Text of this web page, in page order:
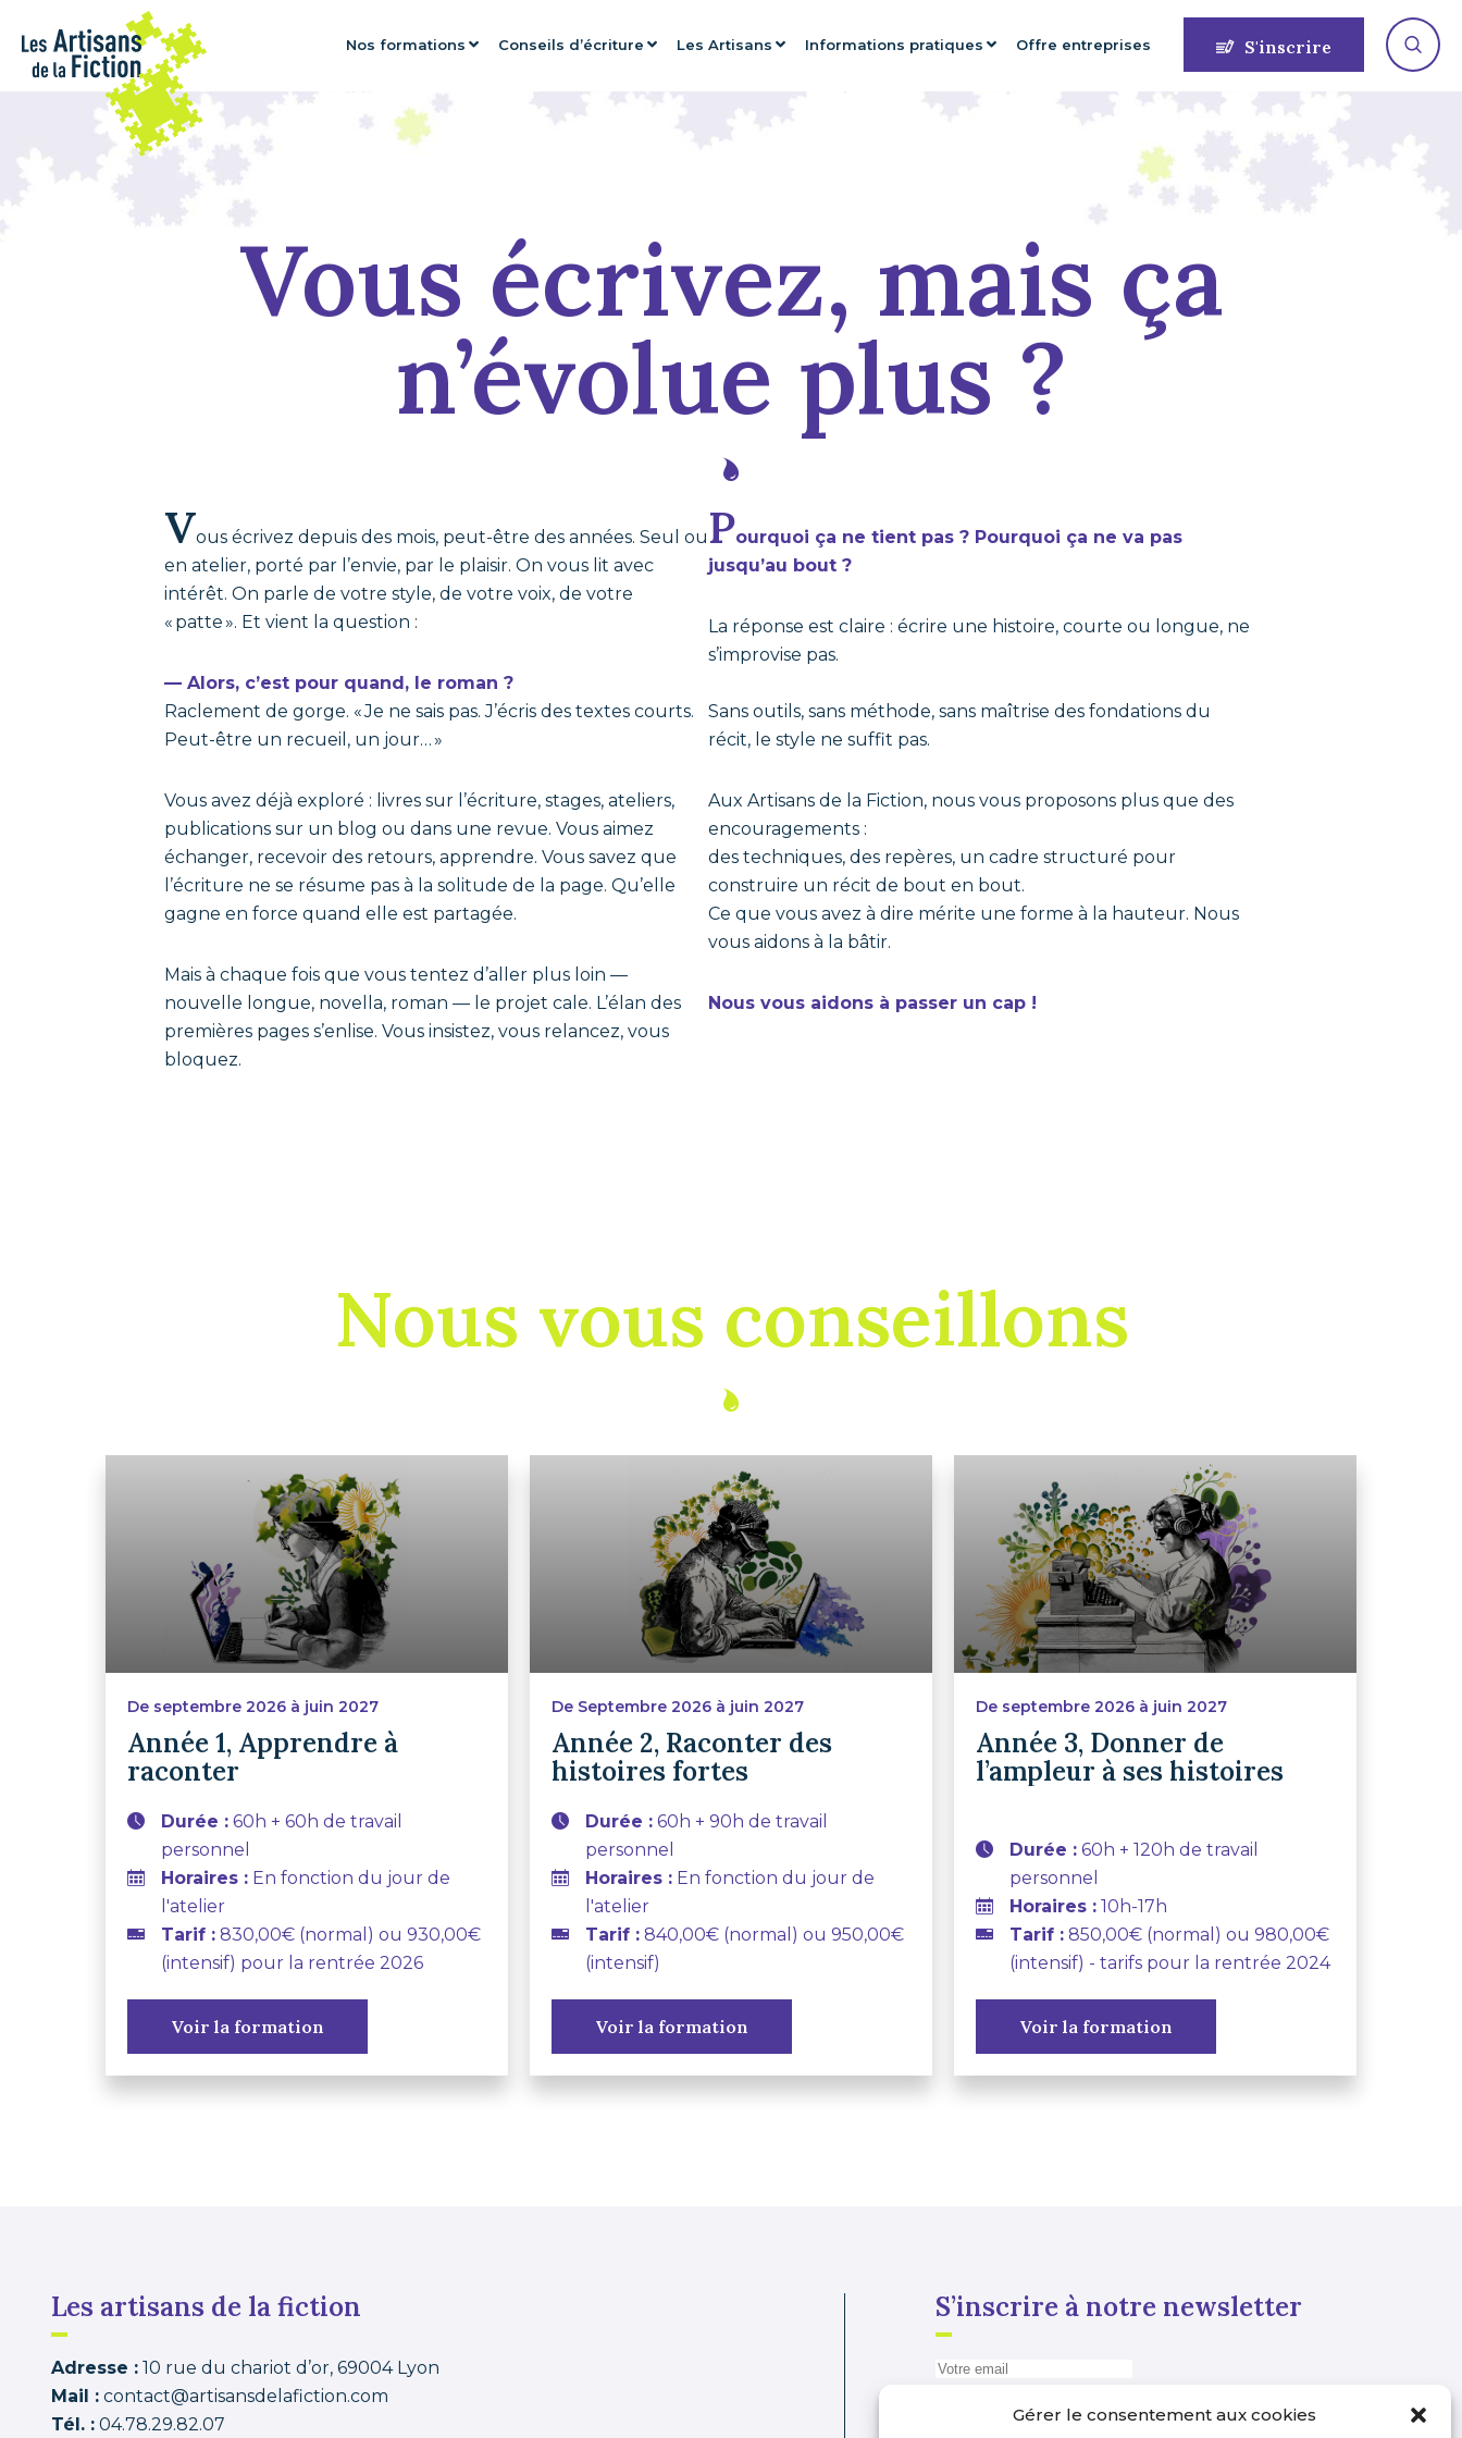
Gérer le consentement aux cookies
Nos formations Conseils d’écriture Les Artisans Informations pratiques Offre entreprises S'inscrire
Vous écrivez, mais ça
n’évolue plus ?
Vous écrivez depuis des mois, peut-être des années. Seul ou
en atelier, porté par l’envie, par le plaisir. On vous lit avec
intérêt. On parle de votre style, de votre voix, de votre
« patte ». Et vient la question :
— Alors, c’est pour quand, le roman ?
Raclement de gorge. « Je ne sais pas. J’écris des textes courts.
Peut-être un recueil, un jour… »
Vous avez déjà exploré : livres sur l’écriture, stages, ateliers,
publications sur un blog ou dans une revue. Vous aimez
échanger, recevoir des retours, apprendre. Vous savez que
l’écriture ne se résume pas à la solitude de la page. Qu’elle
gagne en force quand elle est partagée.
Mais à chaque fois que vous tentez d’aller plus loin —
nouvelle longue, novella, roman — le projet cale. L’élan des
premières pages s’enlise. Vous insistez, vous relancez, vous
bloquez.
Pourquoi ça ne tient pas ? Pourquoi ça ne va pas
jusqu’au bout ?
La réponse est claire : écrire une histoire, courte ou longue, ne
s’improvise pas.
Sans outils, sans méthode, sans maîtrise des fondations du
récit, le style ne suffit pas.
Aux Artisans de la Fiction, nous vous proposons plus que des
encouragements :
des techniques, des repères, un cadre structuré pour
construire un récit de bout en bout.
Ce que vous avez à dire mérite une forme à la hauteur. Nous
vous aidons à la bâtir.
Nous vous aidons à passer un cap !
Nous vous conseillons
De septembre 2026 à juin 2027
Année 1, Apprendre à
raconter
Durée : 60h + 60h de travail
personnel
Horaires : En fonction du jour de
l'atelier
Tarif : 830,00€ (normal) ou 930,00€
(intensif) pour la rentrée 2026
Voir la formation
De Septembre 2026 à juin 2027
Année 2, Raconter des
histoires fortes
Durée : 60h + 90h de travail
personnel
Horaires : En fonction du jour de
l'atelier
Tarif : 840,00€ (normal) ou 950,00€
(intensif)
Voir la formation
De septembre 2026 à juin 2027
Année 3, Donner de
l’ampleur à ses histoires
Durée : 60h + 120h de travail
personnel
Horaires : 10h-17h
Tarif : 850,00€ (normal) ou 980,00€
(intensif) - tarifs pour la rentrée 2024
Voir la formation
Les artisans de la fiction
Adresse : 10 rue du chariot d’or, 69004 Lyon
Mail : contact@artisansdelafiction.com
Tél. : 04.78.29.82.07
S’inscrire à notre newsletter